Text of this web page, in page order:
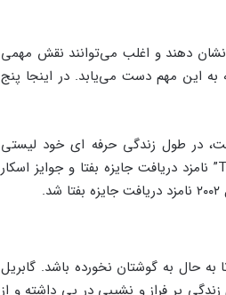
نشان دهند و اغلب می‌توانند نقش مهمی
این مهم دست می‌یابد. در اینجا پنج
لباس کار کرده است، در طول زندگی حرفه ای خود لیستی
چشمگیر از اعتبارات فیلم ساخته است. او هم برای “LaLa Land” و “True Grit” نامزد دریافت جایزه بفتا و جوایز اسکار
حال به گوشتان نخورده باشد. گابریل
گشود. وی زندگی پر فراز و نشیبی در پی داشته و از